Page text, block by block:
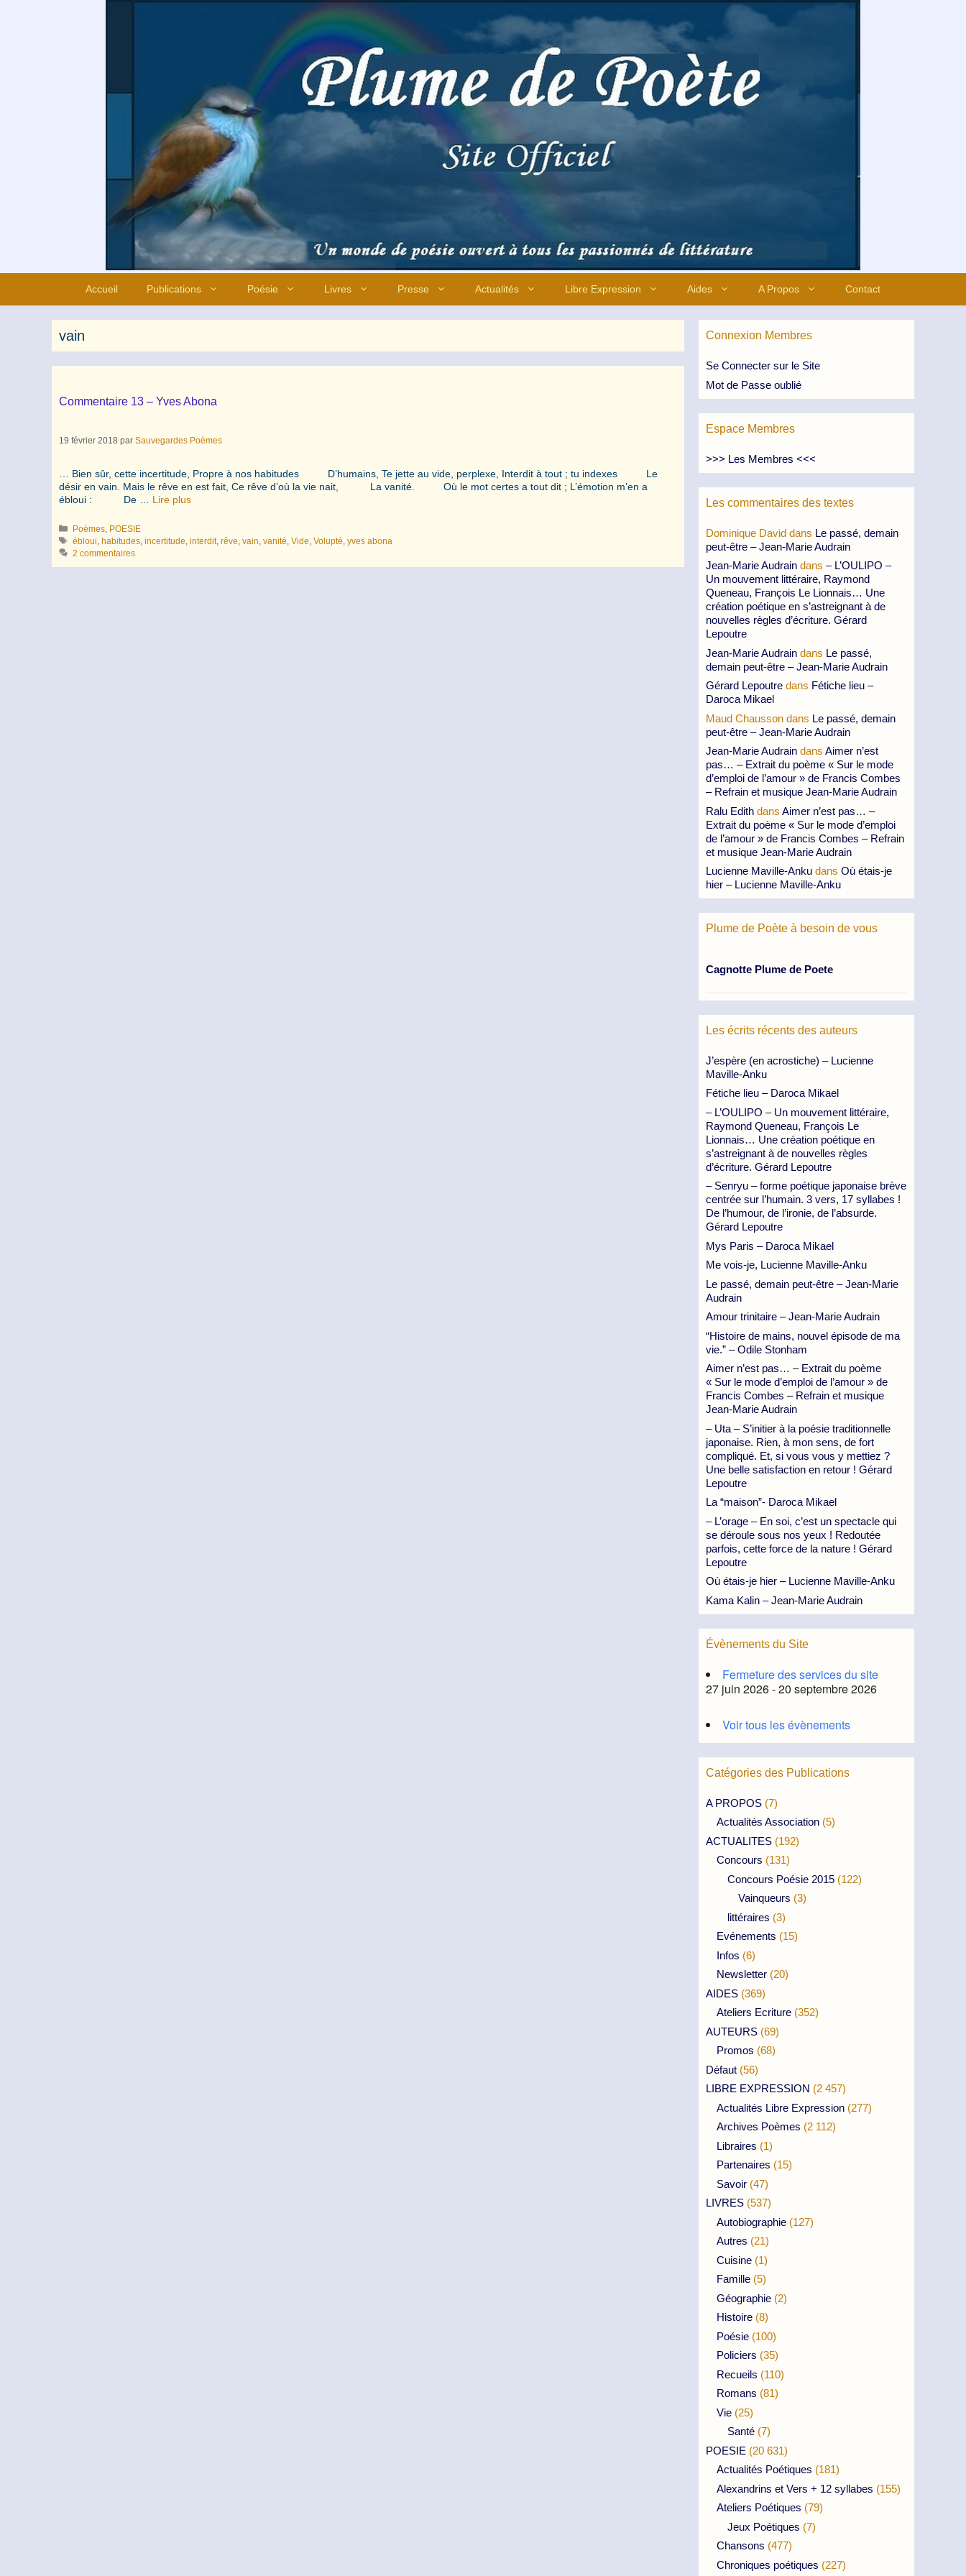
Accueil Publications Poésie Livres Presse Actualités Libre Expression Aides A Propos Contact
vain
Commentaire 13 – Yves Abona
19 février 2018 par Sauvegardes Poèmes
… Bien sûr, cette incertitude, Propre à nos habitudes D’humains, Te jette au vide, perplexe, Interdit à tout ; tu indexes Le
désir en vain. Mais le rêve en est fait, Ce rêve d’où la vie nait, La vanité. Où le mot certes a tout dit ; L’émotion m’en a
ébloui : De … Lire plus
Catégories
Poèmes POESIE
Étiquettes
ébloui ,habitudes ,incertitude ,interdit,rêve ,vain ,vanité ,Vide ,Volupté ,yves abona
2 commentaires
Connexion Membres
Se Connecter sur le Site
Mot de Passe oublié
Espace Membres
>>> Les Membres <<<
Les commentaires des textes
Dominique David dans Le passé, demain
peut-être – Jean-Marie Audrain
Jean-Marie Audrain dans – L’OULIPO –
Un mouvement littéraire, Raymond
Queneau, François Le Lionnais… Une
création poétique en s’astreignant à de
nouvelles règles d’écriture. Gérard
Lepoutre
Jean-Marie Audrain dans Le passé,
demain peut-être – Jean-Marie Audrain
Gérard Lepoutre dans Fétiche lieu –
Daroca Mikael
Maud Chausson dans Le passé, demain
peut-être – Jean-Marie Audrain
Jean-Marie Audrain dans Aimer n’est
pas… – Extrait du poème « Sur le mode
d’emploi de l’amour » de Francis Combes
– Refrain et musique Jean-Marie Audrain
Ralu Edith dans Aimer n’est pas… –
Extrait du poème « Sur le mode d’emploi
de l’amour » de Francis Combes – Refrain
et musique Jean-Marie Audrain
Lucienne Maville-Anku dans Où étais-je
hier – Lucienne Maville-Anku
Plume de Poète à besoin de vous
Cagnotte Plume de Poete
Les écrits récents des auteurs
J’espère (en acrostiche) – Lucienne
Maville-Anku
Fétiche lieu – Daroca Mikael
– L’OULIPO – Un mouvement littéraire,
Raymond Queneau, François Le
Lionnais… Une création poétique en
s’astreignant à de nouvelles règles
d’écriture. Gérard Lepoutre
– Senryu – forme poétique japonaise brève
centrée sur l’humain. 3 vers, 17 syllabes !
De l’humour, de l’ironie, de l’absurde.
Gérard Lepoutre
Mys Paris – Daroca Mikael
Me vois-je, Lucienne Maville-Anku
Le passé, demain peut-être – Jean-Marie
Audrain
Amour trinitaire – Jean-Marie Audrain
“Histoire de mains, nouvel épisode de ma
vie.” – Odile Stonham
Aimer n’est pas… – Extrait du poème
« Sur le mode d’emploi de l’amour » de
Francis Combes – Refrain et musique
Jean-Marie Audrain
– Uta – S’initier à la poésie traditionnelle
japonaise. Rien, à mon sens, de fort
compliqué. Et, si vous vous y mettiez ?
Une belle satisfaction en retour ! Gérard
Lepoutre
La “maison”- Daroca Mikael
– L’orage – En soi, c’est un spectacle qui
se déroule sous nos yeux ! Redoutée
parfois, cette force de la nature ! Gérard
Lepoutre
Où étais-je hier – Lucienne Maville-Anku
Kama Kalin – Jean-Marie Audrain
Évènements du Site
Fermeture des services du site
27 juin 2026 - 20 septembre 2026
Voir tous les évènements
Catégories des Publications
A PROPOS (7)
Actualités Association (5)
ACTUALITES (192)
Concours (131)
Concours Poésie 2015 (122)
Vainqueurs (3)
littéraires (3)
Evénements (15)
Infos (6)
Newsletter (20)
AIDES (369)
Ateliers Ecriture (352)
AUTEURS (69)
Promos (68)
Défaut (56)
LIBRE EXPRESSION (2 457)
Actualités Libre Expression (277)
Archives Poèmes (2 112)
Libraires (1)
Partenaires (15)
Savoir (47)
LIVRES (537)
Autobiographie (127)
Autres (21)
Cuisine (1)
Famille (5)
Géographie (2)
Histoire (8)
Poésie (100)
Policiers (35)
Recueils (110)
Romans (81)
Vie (25)
Santé (7)
POESIE (20 631)
Actualités Poétiques (181)
Alexandrins et Vers + 12 syllabes (155)
Ateliers Poétiques (79)
Jeux Poétiques (7)
Chansons (477)
Chroniques poétiques (227)